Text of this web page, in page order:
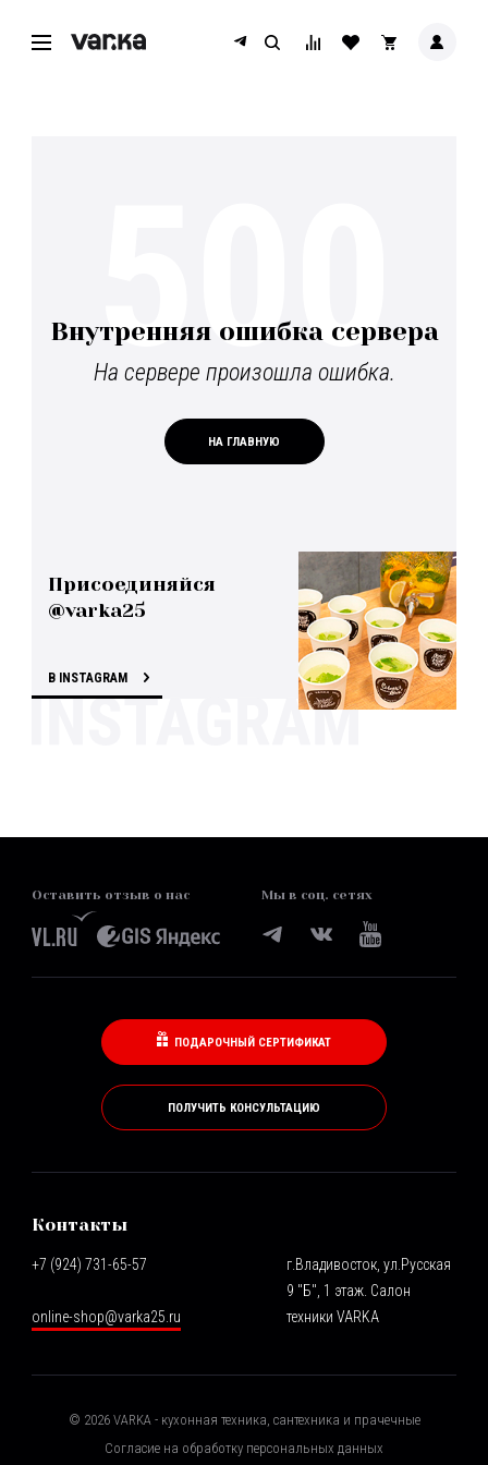
Внутренняя ошибка сервера
На сервере произошла ошибка.
НА ГЛАВНУЮ
500
Присоединяйся
@varka25
В INSTAGRAM
Оставить отзыв о нас Мы в соц. сетях
ПОДАРОЧНЫЙ СЕРТИФИКАТ
ПОЛУЧИТЬ КОНСУЛЬТАЦИЮ
Контакты
+7 (924) 731-65-57
online-shop@varka25.ru
г.Владивосток, ул.Русская
9 "Б", 1 этаж. Салон
техники VARKA
© 2026VARKA - кухонная техника, сантехника и прачечные
Согласие на обработку персональных данных